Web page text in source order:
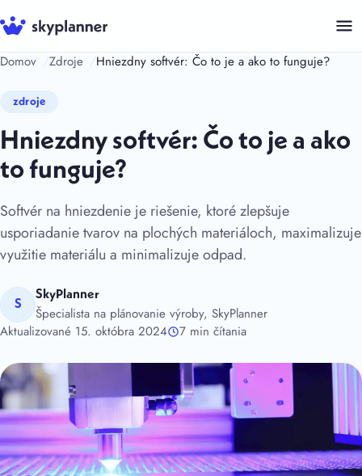
Preskočiť
na
obsah
Domov Zdroje Hniezdny softvér: Čo to je a ako to funguje?
zdroje
Hniezdny softvér: Čo to je a ako
to funguje?
Softvér na hniezdenie je riešenie, ktoré zlepšuje
usporiadanie tvarov na plochých materiáloch, maximalizuje
využitie materiálu a minimalizuje odpad.
S
SkyPlanner
Špecialista na plánovanie výroby, SkyPlanner
Aktualizované 15. októbra 2024
7 min čítania